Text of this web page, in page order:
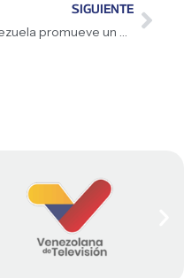
SIGUIENTE
Venezuela promueve un desarrollo sostenible y ecológico